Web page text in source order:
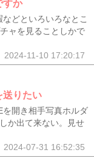
すか
どといろいろなとこ
ャを見ることしかで
2024-11-10 17:20:17
送りたい
を開き相手写真ホルダ
か出て来ない。見せ
2024-07-31 16:52:35